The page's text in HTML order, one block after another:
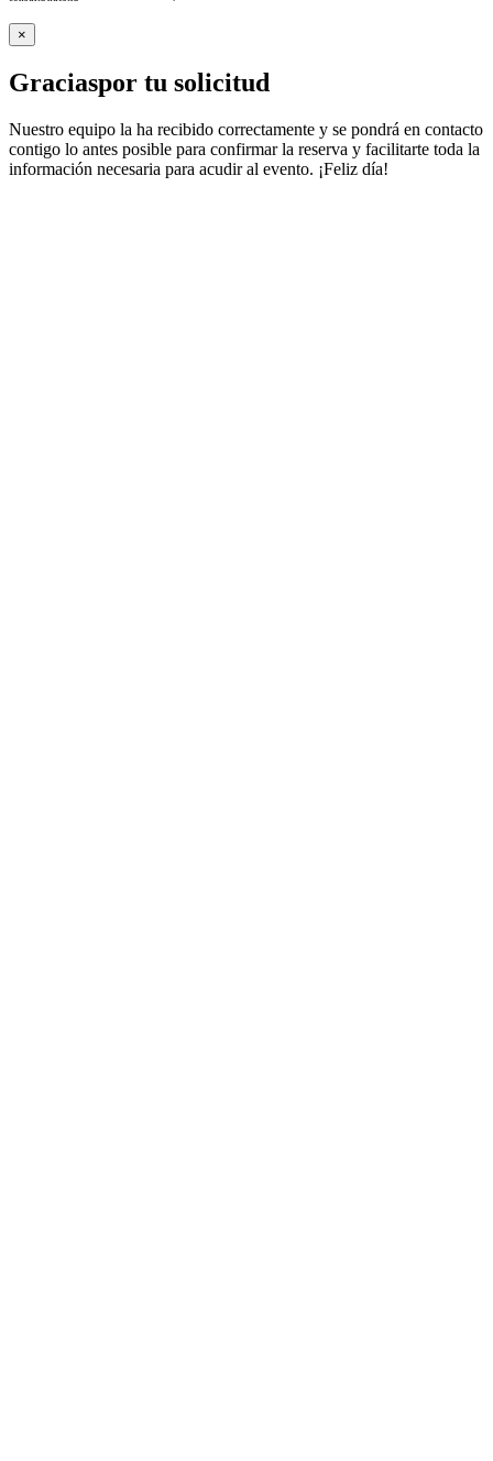
×
Graciaspor tu solicitud
Nuestro equipo la ha recibido correctamente y se pondrá en contacto
contigo lo antes posible para confirmar la reserva y facilitarte toda la
información necesaria para acudir al evento. ¡Feliz día!